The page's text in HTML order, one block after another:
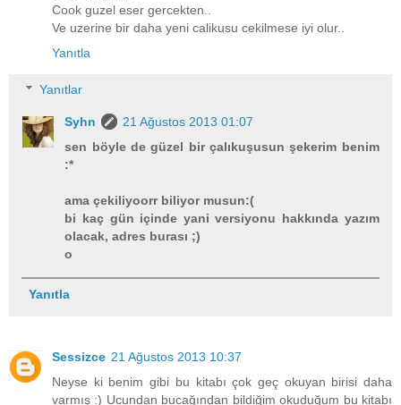
Cook guzel eser gercekten..
Ve uzerine bir daha yeni calikusu cekilmese iyi olur..
Yanıtla
Yanıtlar
Syhn
21 Ağustos 2013 01:07
sen böyle de güzel bir çalıkuşusun şekerim benim
:*
ama çekiliyoorr biliyor musun:(
bi kaç gün içinde yani versiyonu hakkında yazım
olacak, adres burası ;)
o
Yanıtla
Sessizce 21 Ağustos 2013 10:37
Neyse ki benim gibi bu kitabı çok geç okuyan birisi daha
varmış :) Ucundan bucağından bildiğim okuduğum bu kitabı